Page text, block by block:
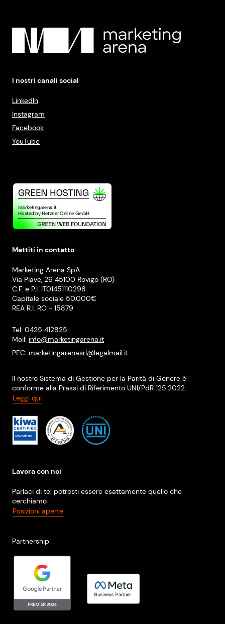
I nostri canali social
LinkedIn
Instagram
Facebook
YouTube
Mettiti in contatto
Marketing Arena SpA
Via Piave, 26 45100 Rovigo (RO)
C.F. e P.I. IT01451110298
Capitale sociale 50.000€
REA R.I. RO - 15879
Tel: 0425 412825
Mail: info@marketingarena.it
PEC: marketingarenasrl@legalmail.it
Il nostro Sistema di Gestione per la Parità di Genere è
conforme alla Prassi di Riferimento UNI/PdR 125:2022.
Leggi qui
Lavora con noi
Parlaci di te: potresti essere esattamente quello che
cerchiamo
Posizioni aperte
Partnership